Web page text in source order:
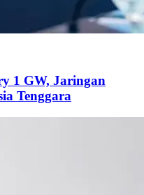
1 GW, Jaringan
Tenggara